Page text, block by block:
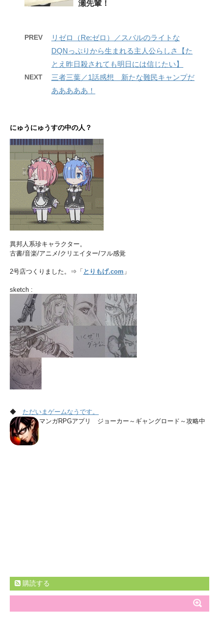
瀬先輩！
PREV
リゼロ（Re:ゼロ）／スバルのライトな
DQNっぷりから生まれる主人公らしさ【た
とえ昨日殺されても明日には信じたい】
NEXT
三者三葉／1話感想 新たな難民キャンプだ
あああああ！
にゅうにゅうすの中の人？
異邦人系珍キャラクター。
古書/音楽/アニメ/クリエイター/フル感覚
2号店つくりました。⇒「 とりもげ.com 」
sketch :
◆ ただいまゲームなうです。
マンガRPGアプリ ジョーカー～ギャングロード～攻略中
購読する